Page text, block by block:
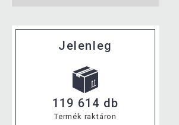
Jelenleg
119 614 db
Termék raktáron